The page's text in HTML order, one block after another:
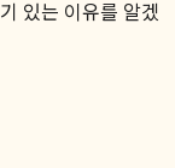
있는 이유를 알겠